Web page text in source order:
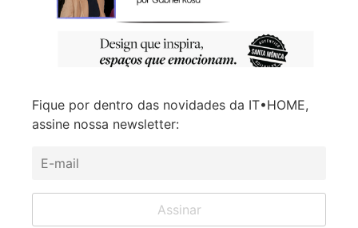
Fique por dentro das novidades da IT•HOME,
assine nossa newsletter: